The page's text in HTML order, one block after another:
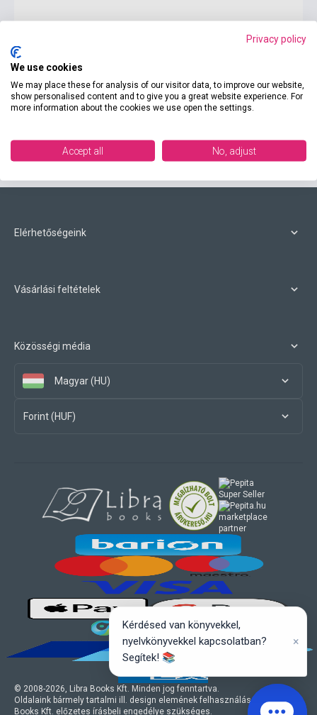
14 400 Ft
Elérhetőségeink
Vásárlási feltételek
Közösségi média
Magyar (HU)
Forint (HUF)
© 2008-2026, Libra Books Kft. Minden jog fenntartva.
Oldalaink bármely tartalmi ill. design elemének felhasználásához a Libra
Books Kft. előzetes írásbeli engedélye szükséges.
marketplace
partner
Privacy policy
We use cookies
We may place these for analysis of our visitor data, to improve our website,
show personalised content and to give you a great website experience. For
more information about the cookies we use open the settings.
Accept all No, adjust
Kérdésed van könyvekkel,
nyelvkönyvekkel kapcsolatban?
Segítek! 📚
×